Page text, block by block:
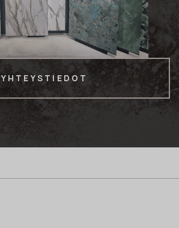
YHTEYSTIEDOT